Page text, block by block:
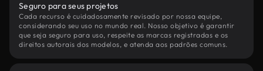
Seguro para seus projetos
Cada recurso é cuidadosamente revisado por nossa equipe,
considerando seu uso no mundo real. Nosso objetivo é garantir
que seja seguro para uso, respeite as marcas registradas e os
direitos autorais dos modelos, e atenda aos padrões comuns.